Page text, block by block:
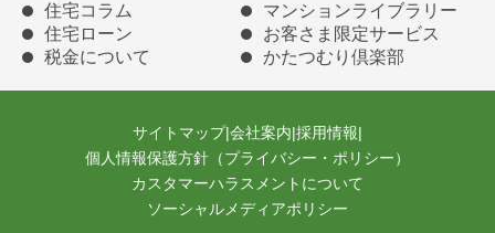
住宅コラム
マンションライブラリー
住宅ローン
お客さま限定サービス
税金について
かたつむり倶楽部
サイトマップ|会社案内|採用情報|
個人情報保護方針（プライバシー・ポリシー）
カスタマーハラスメントについて
ソーシャルメディアポリシー